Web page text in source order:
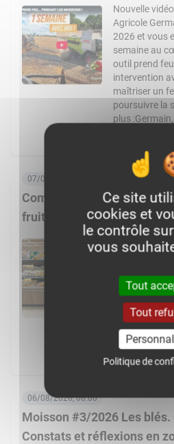
Nouvelle
Agricole
2026 et vous
semaine au
outil prend
intervention
maîtriser un
poursuivre la
plus
Comment Frais Émincés
fruits et légumes ?
07/08/2026, 06:00
Spécialiste de
de
à deux
cent fruits et
réalise 80 %
L’usine Frais
(44) pourrait
000 t de
Un volume
Moisson #3/2026 Les blés.
Constats et réflexions en
06/08/2026, 08:00
Ce site
cookies et
le contrôle
vous
Tout
Tout
Politique de